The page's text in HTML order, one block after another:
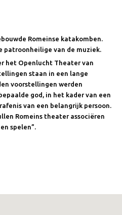
Romeinse katakomben.
patroonheilige van de muziek.
het Openlucht Theater van
staan in een lange
voorstellingen werden
god, in het kader van een
van een belangrijk persoon.
Romeins theater associëren
spelen”.